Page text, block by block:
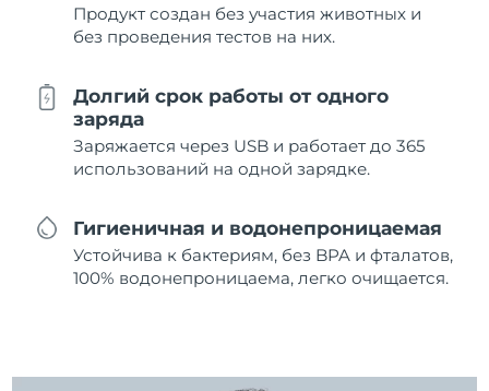
Продукт создан без участия животных и
без проведения тестов на них.
Долгий срок работы от одного
заряда
Заряжается через USB и работает до 365
использований на одной зарядке.
Гигиеничная и водонепроницаемая
Устойчива к бактериям, без BPA и фталатов,
100% водонепроницаема, легко очищается.